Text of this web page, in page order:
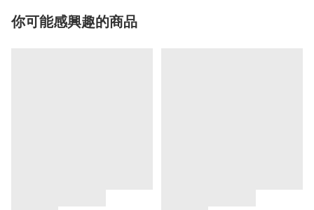
你可能感興趣的商品